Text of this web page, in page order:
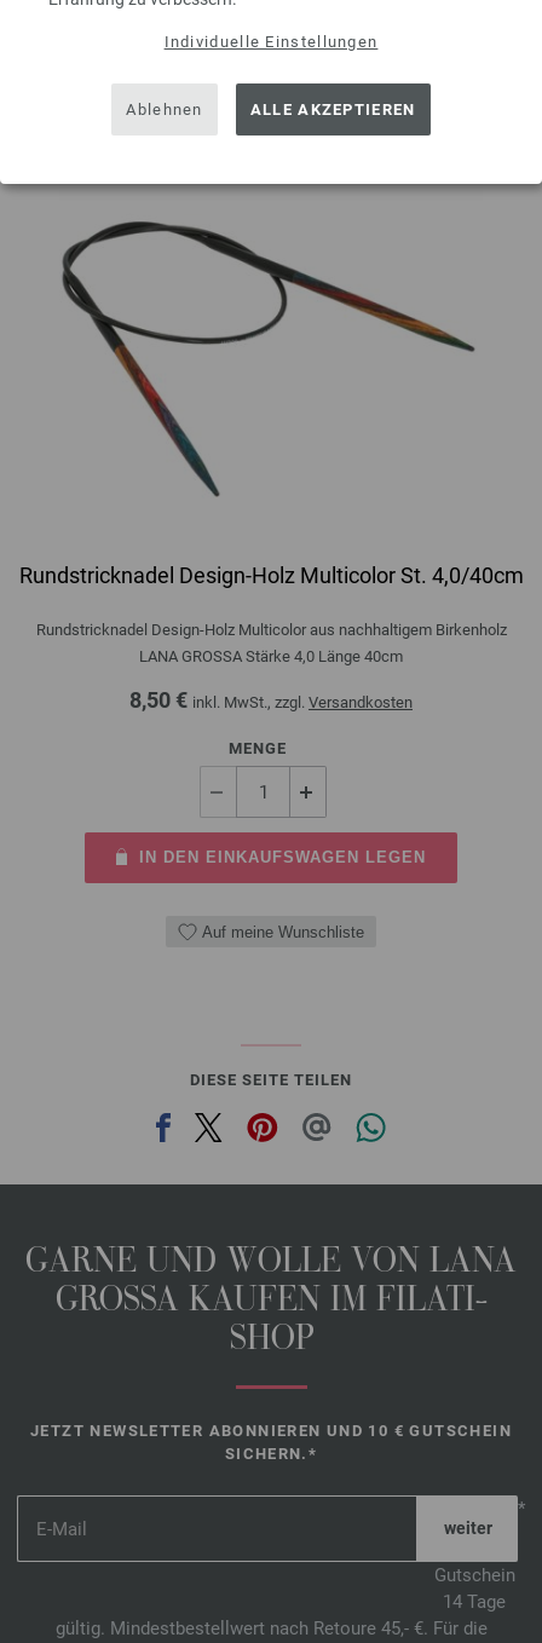
Individuelle Einstellungen
Ablehnen ALLE AKZEPTIEREN
Auf meine Wunschliste
Rundstricknadel Design-Holz Multicolor St. 4,0/40cm
Rundstricknadel Design-Holz Multicolor aus nachhaltigem Birkenholz
LANA GROSSA Stärke 4,0 Länge 40cm
8,50 € inkl. MwSt., zzgl. Versandkosten
MENGE
IN DEN EINKAUFSWAGEN LEGEN
Auf meine Wunschliste
DIESE SEITE TEILEN
GARNE UND WOLLE VON LANA
GROSSA KAUFEN IM FILATI-
SHOP
JETZT NEWSLETTER ABONNIEREN UND 10 € GUTSCHEIN
SICHERN.*
*
Gutschein
14 Tage
gültig. Mindestbestellwert nach Retoure 45,- €. Für die